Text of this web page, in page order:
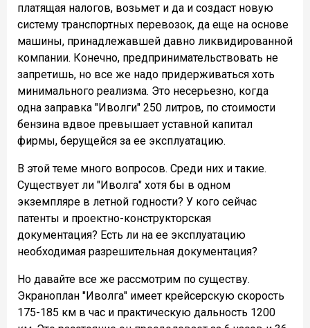
платящая налогов, возьмет и да и создаст новую
систему транспортных перевозок, да еще на основе
машины, принадлежавшей давно ликвидированной
компании. Конечно, предпринимательствовать не
запретишь, но все же надо придерживаться хоть
минимального реализма. Это несерьезно, когда
одна заправка "Иволги" 250 литров, по стоимости
бензина вдвое превышает уставной капитал
фирмы, берущейся за ее эксплуатацию.
В этой теме много вопросов. Среди них и такие.
Существует ли "Иволга" хотя бы в одном
экземпляре в летной годности? У кого сейчас
патенты и проектно-конструкторская
документация? Есть ли на ее эксплуатацию
необходимая разрешительная документация?
Но давайте все же рассмотрим по существу.
Экраноплан "Иволга" имеет крейсерскую скорость
175-185 км в час и практическую дальность 1200